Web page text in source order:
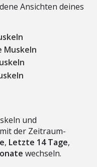
Ansichten deines
und
der Zeitraum-
, Letzte 14 Tage,
wechseln.